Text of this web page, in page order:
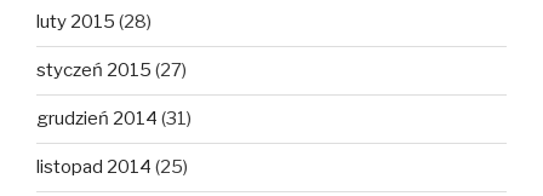
luty 2015 (28)
styczeń 2015 (27)
grudzień 2014 (31)
listopad 2014 (25)